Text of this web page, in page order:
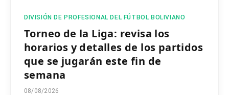
DIVISIÓN DE PROFESIONAL DEL FÚTBOL BOLIVIANO
Torneo de la Liga: revisa los
horarios y detalles de los partidos
que se jugarán este fin de
semana
08/08/2026